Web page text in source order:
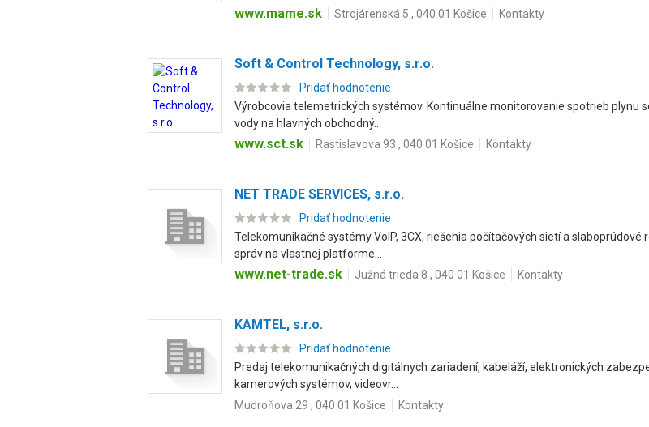
www.mame.sk Strojárenská 5 , 040 01 Košice Kontakty
Soft & Control Technology, s.r.o.
Pridať hodnotenie
Výrobcovia telemetrických systémov. Kontinuálne monitorovanie spotrieb plynu
vody na hlavných obchodný...
www.sct.sk Rastislavova 93 , 040 01 Košice Kontakty
NET TRADE SERVICES, s.r.o.
Pridať hodnotenie
Telekomunikačné systémy VoIP, 3CX, riešenia počítačových sietí a
správ na vlastnej platforme...
www.net-trade.sk Južná trieda 8 , 040 01 Košice Kontakty
KAMTEL, s.r.o.
Pridať hodnotenie
Predaj telekomunikačných digitálnych zariadení, kabeláží, elektronických
kamerových systémov, videovr...
Mudroňova 29 , 040 01 Košice
Kontakty